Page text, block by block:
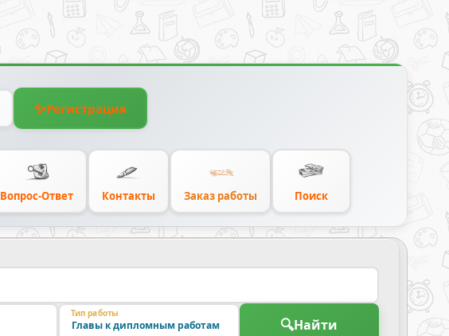
✨Регистрация
Вопрос-Ответ Контакты Заказ работы Поиск
Тип работы
🔍Найти